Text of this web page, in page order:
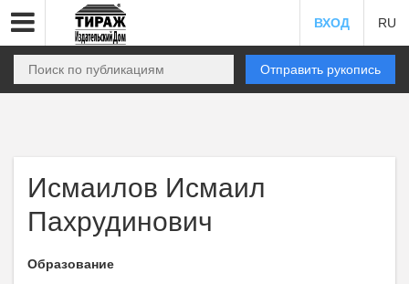
ВХОД RU
Отправить рукопись
Исмаилов Исмаил
Пахрудинович
Образование